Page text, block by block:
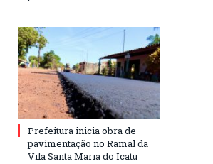
Prefeitura inicia obra de
pavimentação no Ramal da
Vila Santa Maria do Icatu